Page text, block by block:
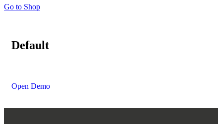
Go to Shop
Default
Open Demo